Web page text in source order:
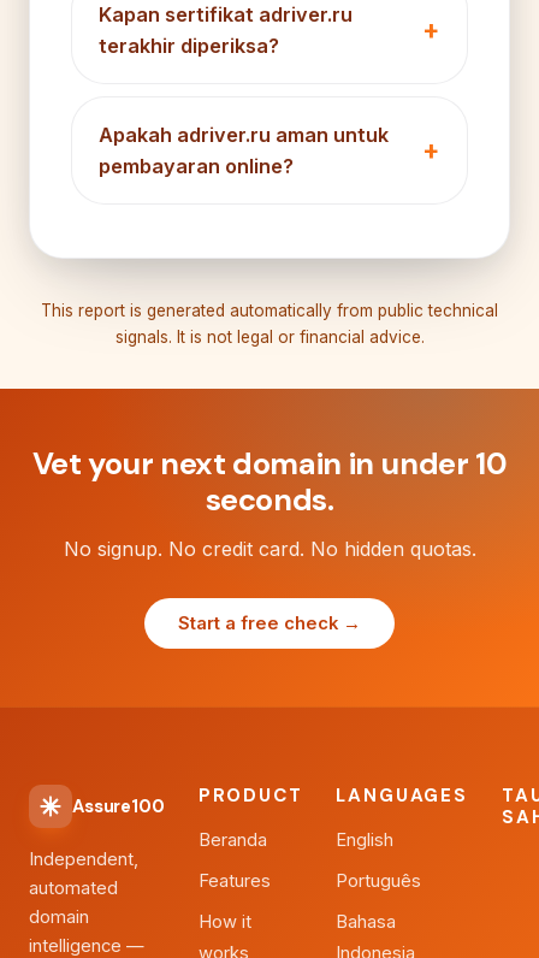
Kapan sertifikat adriver.ru
terakhir diperiksa?
Apakah adriver.ru aman untuk
pembayaran online?
This report is generated automatically from public technical
signals. It is not legal or financial advice.
Vet your next domain in under 10
seconds.
No signup. No credit card. No hidden quotas.
Start a free check →
Assure100
Independent,
automated
domain
intelligence —
PRODUCT
Beranda
Features
How it
works
LANGUAGES
English
Português
Bahasa
Indonesia